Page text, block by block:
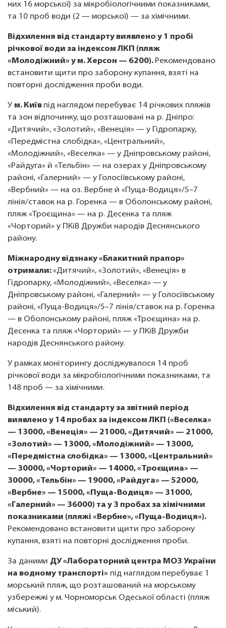
них 16 морської) за мікробіологічними показниками,
та 10 проб води (2 — морської) — за хімічними.
Відхилення від стандарту виявлено у 1 пробі
річкової води за індексом ЛКП (пляж
«Молодіжний» у м. Херсон — 6200). Рекомендовано
встановити щити про заборону купання, взяті на
повторні дослідження проби води.
У м. Київ під наглядом перебуває 14 річкових пляжів
та зон відпочинку, що розташовані на р. Дніпро:
«Дитячий», «Золотий», «Венеція» — у Гідропарку,
«Передмістна слобідка», «Центральний»,
«Молодіжний», «Веселка» — у Дніпровському районі,
«Райдуга» й «Тельбін» — на озерах у Дніпровському
районі, «Галерний» — у Голосіївському районі,
«Вербний» — на оз. Вербне й «Пуща-Водиця»/5–7
лінія/ставок на р. Горенка — в Оболонському районі,
пляж «Троєщина» — на р. Десенка та пляж
«Чорторий» у ПКіВ Дружби народів Деснянського
району.
Міжнародну відзнаку «Блакитний прапор»
отримали:«Дитячий», «Золотий», «Венеція» в
Гідропарку, «Молодіжний», «Веселка» — у
Дніпровському районі, «Галерний» — у Голосіївському
районі, «Пуща-Водиця»/5–7 лінія/ставок на р. Горенка
— в Оболонському районі, пляж «Троєщина» на р.
Десенка та пляж «Чорторий» — у ПКіВ Дружби
народів Деснянського району.
У рамках моніторингу досліджувалося 14 проб
річкової води за мікробіологічними показниками, та
148 проб — за хімічними.
Відхилення від стандарту за звітний період
виявлено у 14 пробах за індексом ЛКП («Веселка»
— 13000, «Венеція» — 21000, «Дитячий» — 21000,
«Золотий» — 13000, «Молодіжний» — 13000,
«Передмістна слобідка» — 13000, «Центральний»
— 30000, «Чорторий» — 14000, «Троєщина» —
30000, «Тельбін» — 19000, «Райдуга» — 52000,
«Вербне» — 15000, «Пуща-Водиця» — 31000,
«Галерний» — 36000) та у 3 пробах за хімічними
показниками (пляжі «Вербне», «Пуща-Водиця»).
Рекомендовано встановити щити про заборону
купання, взяті на повторні дослідження проби.
За даними ДУ «Лабораторний центра МОЗ України
на водному транспорті» під наглядом перебуває 1
морський пляж, що розташований на морському
узбережжі у м. Чорноморськ Одеської області (пляж
міський).